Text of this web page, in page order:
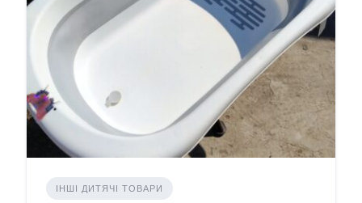
ІНШІ ДИТЯЧІ ТОВАРИ